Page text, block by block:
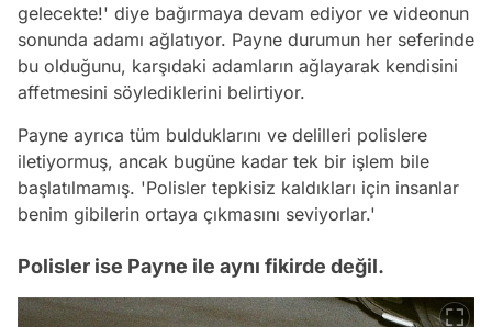
gelecekte!' diye bağırmaya devam ediyor ve videonun
sonunda adamı ağlatıyor. Payne durumun her seferinde
bu olduğunu, karşıdaki adamların ağlayarak kendisini
affetmesini söylediklerini belirtiyor.
Payne ayrıca tüm bulduklarını ve delilleri polislere
iletiyormuş, ancak bugüne kadar tek bir işlem bile
başlatılmamış. 'Polisler tepkisiz kaldıkları için insanlar
benim gibilerin ortaya çıkmasını seviyorlar.'
Polisler ise Payne ile aynı fikirde değil.